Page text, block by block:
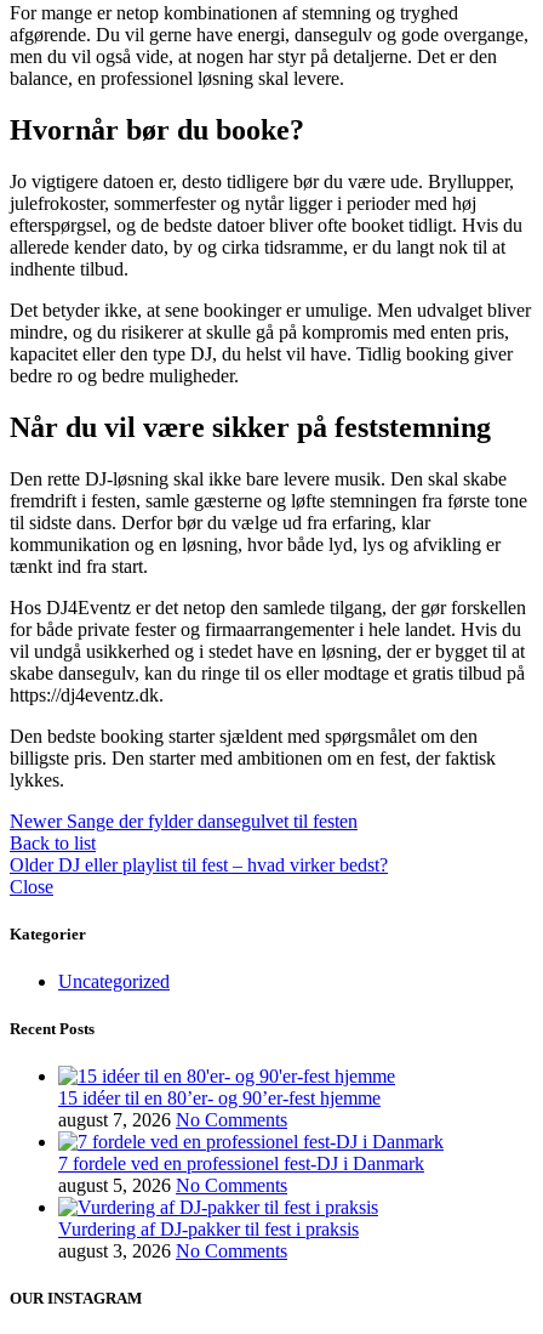
For mange er netop kombinationen af stemning og tryghed
afgørende. Du vil gerne have energi, dansegulv og gode overgange,
men du vil også vide, at nogen har styr på detaljerne. Det er den
balance, en professionel løsning skal levere.
Hvornår bør du booke?
Jo vigtigere datoen er, desto tidligere bør du være ude. Bryllupper,
julefrokoster, sommerfester og nytår ligger i perioder med høj
efterspørgsel, og de bedste datoer bliver ofte booket tidligt. Hvis du
allerede kender dato, by og cirka tidsramme, er du langt nok til at
indhente tilbud.
Det betyder ikke, at sene bookinger er umulige. Men udvalget bliver
mindre, og du risikerer at skulle gå på kompromis med enten pris,
kapacitet eller den type DJ, du helst vil have. Tidlig booking giver
bedre ro og bedre muligheder.
Når du vil være sikker på feststemning
Den rette DJ-løsning skal ikke bare levere musik. Den skal skabe
fremdrift i festen, samle gæsterne og løfte stemningen fra første tone
til sidste dans. Derfor bør du vælge ud fra erfaring, klar
kommunikation og en løsning, hvor både lyd, lys og afvikling er
tænkt ind fra start.
Hos DJ4Eventz er det netop den samlede tilgang, der gør forskellen
for både private fester og firmaarrangementer i hele landet. Hvis du
vil undgå usikkerhed og i stedet have en løsning, der er bygget til at
skabe dansegulv, kan du ringe til os eller modtage et gratis tilbud på
https://dj4eventz.dk.
Den bedste booking starter sjældent med spørgsmålet om den
billigste pris. Den starter med ambitionen om en fest, der faktisk
lykkes.
Newer Sange der fylder dansegulvet til festen
Back to list
Older DJ eller playlist til fest – hvad virker bedst?
Close
Kategorier
Uncategorized
Recent Posts
15 idéer til en 80’er- og 90’er-fest hjemme
august 7, 2026 No Comments
7 fordele ved en professionel fest-DJ i Danmark
august 5, 2026 No Comments
Vurdering af DJ-pakker til fest i praksis
august 3, 2026 No Comments
OUR INSTAGRAM